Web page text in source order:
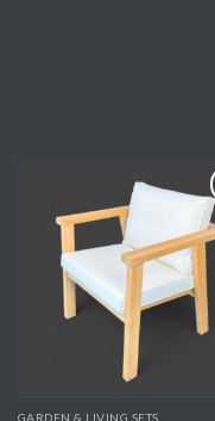
GARDEN & LIVING SETS